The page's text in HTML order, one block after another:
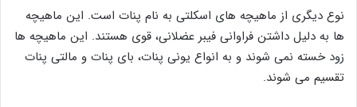
نوع دیگری از ماهیچه های اسکلتی به نام پنات است. این ماهیچه
ها به دلیل داشتن فراوانی فیبر عضلانی، قوی هستند. این ماهیچه ها
زود خسته نمی شوند و به انواع یونی پنات، بای پنات و مالتی پنات
تقسیم می شوند.